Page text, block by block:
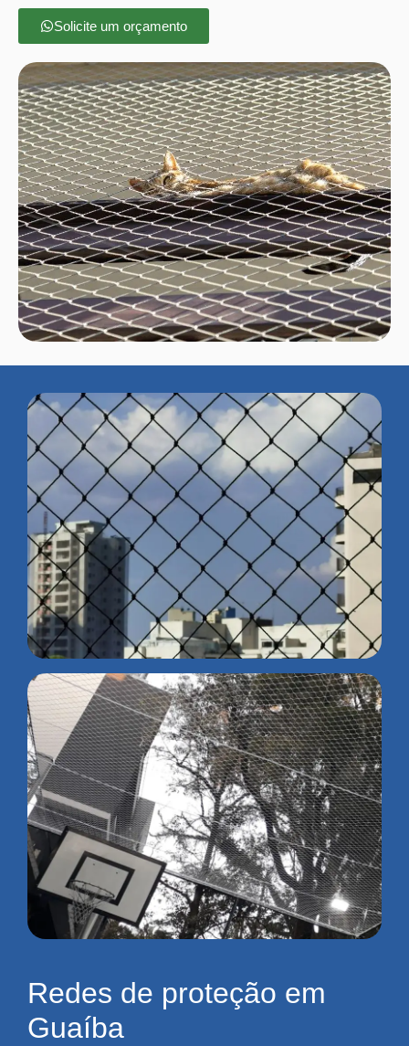
Solicite um orçamento
Redes de proteção em
Guaíba